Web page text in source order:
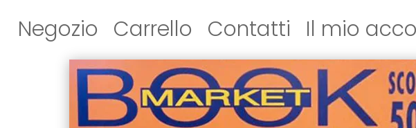
Negozio Carrello Contatti Il mio